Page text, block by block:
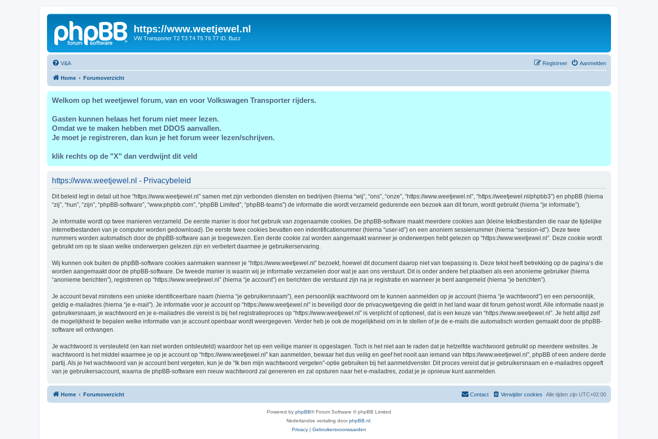
https://www.weetjewel.nl
VW Transporter T2 T3 T4 T5 T6 T7 ID. Buzz
V&A Aanmelden
Registreer
Home Forumoverzicht
Welkom op het weetjewel forum, van en voor Volkswagen Transporter rijders.
Gasten kunnen helaas het forum niet meer lezen.
Omdat we te maken hebben met DDOS aanvallen.
Je moet je registreren, dan kun je het forum weer lezen/schrijven.
klik rechts op de "X" dan verdwijnt dit veld
https://www.weetjewel.nl - Privacybeleid
Dit beleid legt in detail uit hoe “https://www.weetjewel.nl” samen met zijn verbonden diensten en bedrijven (hierna “wij”, “ons”, “onze”, “https://www.weetjewel.nl”, “https://weetjewel.nl/phpbb3”) en phpBB (hierna
“zij”, “hun”, “zijn”, “phpBB-software”, “www.phpbb.com”, “phpBB Limited”, “phpBB-teams”) de informatie die wordt verzameld gedurende een bezoek aan dit forum, wordt gebruikt (hierna “je informatie”).
Je informatie wordt op twee manieren verzameld. De eerste manier is door het gebruik van zogenaamde cookies. De phpBB-software maakt meerdere cookies aan (kleine tekstbestanden die naar de tijdelijke
internetbestanden van je computer worden gedownload). De eerste twee cookies bevatten een indentificatienummer (hierna “user-id”) en een anoniem sessienummer (hierna “session-id”). Deze twee
nummers worden automatisch door de phpBB-software aan je toegewezen. Een derde cookie zal worden aangemaakt wanneer je onderwerpen hebt gelezen op “https://www.weetjewel.nl”. Deze cookie wordt
gebruikt om op te slaan welke onderwerpen gelezen zijn en verbetert daarmee je gebruikerservaring.
Wij kunnen ook buiten de phpBB-software cookies aanmaken wanneer je “https://www.weetjewel.nl” bezoekt, hoewel dit document daarop niet van toepassing is. Deze tekst heeft betrekking op de pagina’s die
worden aangemaakt door de phpBB-software. De tweede manier is waarin wij je informatie verzamelen door wat je aan ons verstuurt. Dit is onder andere het plaatsen als een anonieme gebruiker (hierna
“anonieme berichten”), registreren op “https://www.weetjewel.nl” (hierna “je account”) en berichten die verstuurd zijn na je registratie en wanneer je bent aangemeld (hierna “je berichten”).
Je account bevat minstens een unieke identificeerbare naam (hierna “je gebruikersnaam”), een persoonlijk wachtwoord om te kunnen aanmelden op je account (hierna “je wachtwoord”) en een persoonlijk,
geldig e-mailadres (hierna “je e-mail”). Je informatie voor je account op “https://www.weetjewel.nl” is beveiligd door de privacywetgeving die geldt in het land waar dit forum gehost wordt. Alle informatie naast je
gebruikersnaam, je wachtwoord en je e-mailadres die vereist is bij het registratieproces op “https://www.weetjewel.nl” is verplicht of optioneel, dat is een keuze van “https://www.weetjewel.nl”. Je hebt altijd zelf
de mogelijkheid te bepalen welke informatie van je account openbaar wordt weergegeven. Verder heb je ook de mogelijkheid om in te stellen of je de e-mails die automatisch worden gemaakt door de phpBB-
software wil ontvangen.
Je wachtwoord is versleuteld (en kan niet worden ontsleuteld) waardoor het op een veilige manier is opgeslagen. Toch is het niet aan te raden dat je hetzelfde wachtwoord gebruikt op meerdere websites. Je
wachtwoord is het middel waarmee je op je account op “https://www.weetjewel.nl” kan aanmelden, bewaar het dus veilig en geef het nooit aan iemand van https://www.weetjewel.nl”, phpBB of een andere derde
partij. Als je het wachtwoord van je account bent vergeten, kun je de “Ik ben mijn wachtwoord vergeten”-optie gebruiken bij het aanmeldvenster. Dit proces vereist dat je gebruikersnaam en e-mailadres opgeeft
van je gebruikersaccount, waarna de phpBB-software een nieuw wachtwoord zal genereren en zal opsturen naar het e-mailadres, zodat je je opnieuw kunt aanmelden.
Home Forumoverzicht Alle tijden zijn UTC+02:00
Verwijder cookies
Contact
Powered by phpBB® Forum Software © phpBB Limited
Nederlandse vertaling doorphpBB.nl
Privacy | Gebruikersvoorwaarden